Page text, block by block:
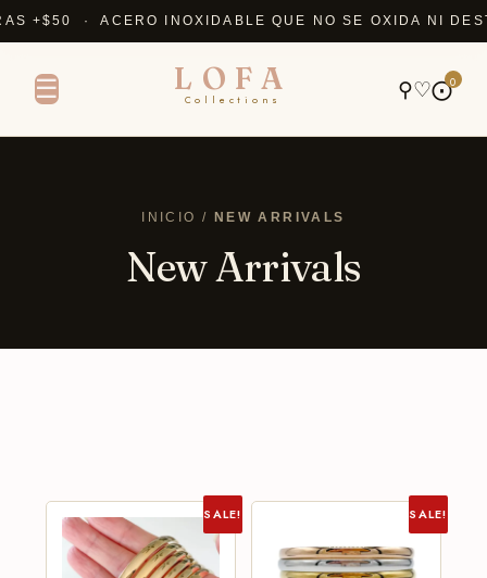
+$50 · ACERO INOXIDABLE QUE NO SE OXIDA NI
☰ LOFA
Collections ⚲♡⨀0
INICIO / NEW ARRIVALS
New Arrivals
SALE! SALE!